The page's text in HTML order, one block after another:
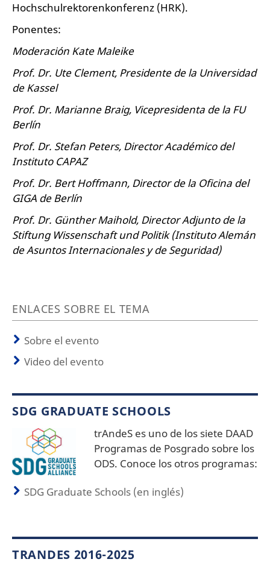
Hochschulrektorenkonferenz (HRK).
Ponentes:
Moderación Kate Maleike
Prof. Dr. Ute Clement, Presidente de la Universidad
de Kassel
Prof. Dr. Marianne Braig, Vicepresidenta de la FU
Berlín
Prof. Dr. Stefan Peters, Director Académico del
Instituto CAPAZ
Prof. Dr. Bert Hoffmann, Director de la Oficina del
GIGA de Berlín
Prof. Dr. Günther Maihold, Director Adjunto de la
Stiftung Wissenschaft und Politik (Instituto Alemán
de Asuntos Internacionales y de Seguridad)
ENLACES SOBRE EL TEMA
Sobre el evento
Video del evento
SDG GRADUATE SCHOOLS
trAndeS es uno de los siete DAAD
Programas de Posgrado sobre los
ODS. Conoce los otros programas:
SDG Graduate Schools (en inglés)
TRANDES 2016-2025